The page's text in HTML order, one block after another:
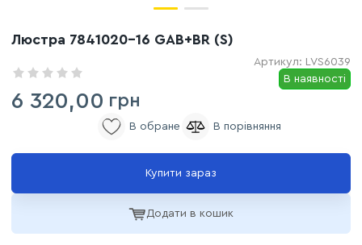
Люстра 7841020-16 GAB+BR (S)
Артикул: LVS6039
В наявності
6 320,00 грн
Додати в кошик
Купити зараз